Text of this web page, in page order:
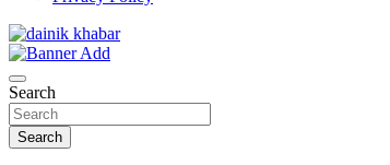
Dainikkhabar.in – Uttarakhand
Search
Search